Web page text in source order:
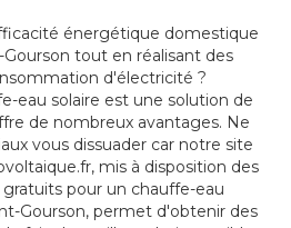
énergétique domestique
tout en réalisant des
d'électricité ?
eau solaire est une solution de
de nombreux avantages. Ne
vous dissuader car notre site
mis à disposition des
pour un chauffe-eau
Gourson, permet d'obtenir des